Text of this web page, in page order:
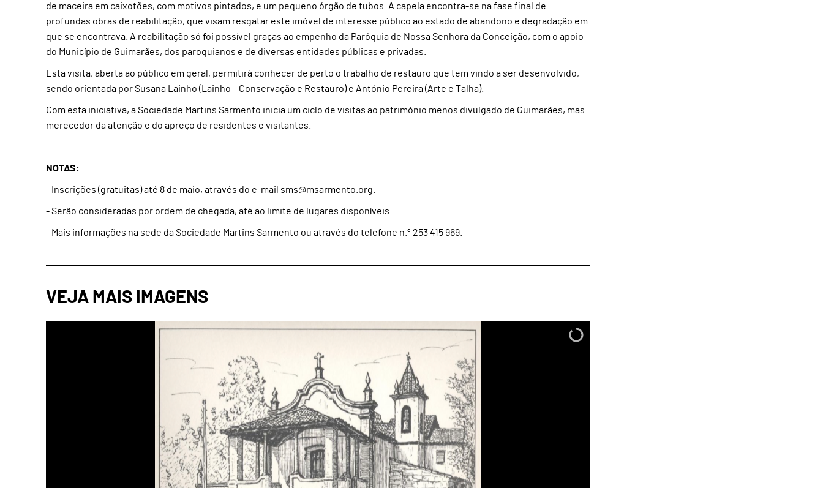
de maceira em caixotões, com motivos pintados, e um pequeno órgão de tubos. A capela encontra-se na fase final de
profundas obras de reabilitação, que visam resgatar este imóvel de interesse público ao estado de abandono e degradação em
que se encontrava. A reabilitação só foi possível graças ao empenho da Paróquia de Nossa Senhora da Conceição, com o apoio
do Município de Guimarães, dos paroquianos e de diversas entidades públicas e privadas.
Esta visita, aberta ao público em geral, permitirá conhecer de perto o trabalho de restauro que tem vindo a ser desenvolvido,
sendo orientada por Susana Lainho (Lainho – Conservação e Restauro) e António Pereira (Arte e Talha).
Com esta iniciativa, a Sociedade Martins Sarmento inicia um ciclo de visitas ao património menos divulgado de Guimarães, mas
merecedor da atenção e do apreço de residentes e visitantes.
NOTAS:
- Inscrições (gratuitas) até 8 de maio, através do e-mail sms@msarmento.org.
- Serão consideradas por ordem de chegada, até ao limite de lugares disponíveis.
- Mais informações na sede da Sociedade Martins Sarmento ou através do telefone n.º 253 415 969.